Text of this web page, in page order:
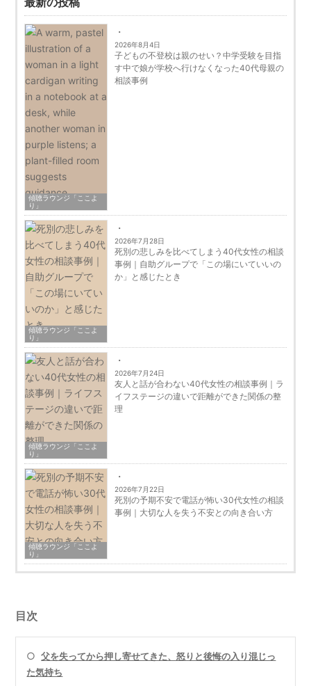
傾聴ラウンジ「ここよ
り」
2026年8月4日
子どもの不登校は親のせい？中学受験を目指
す中で娘が学校へ行けなくなった40代母親の
相談事例
傾聴ラウンジ「ここよ
り」
2026年7月28日
死別の悲しみを比べてしまう40代女性の相談
事例｜自助グループで「この場にいていいの
か」と感じたとき
傾聴ラウンジ「ここよ
り」
2026年7月24日
友人と話が合わない40代女性の相談事例｜ラ
イフステージの違いで距離ができた関係の整
理
傾聴ラウンジ「ここよ
り」
2026年7月22日
死別の予期不安で電話が怖い30代女性の相談
事例｜大切な人を失う不安との向き合い方
目次
○父を失ってから押し寄せてきた、怒りと後悔の入り混じっ
た気持ち